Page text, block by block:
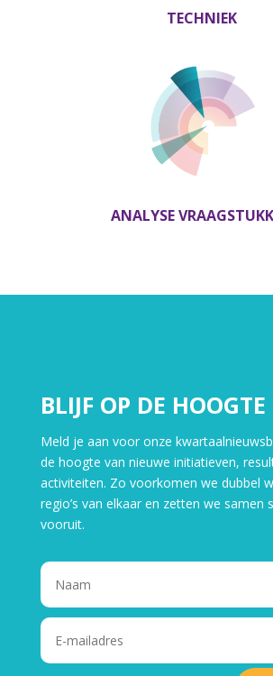
TECHNIEK
ANALYSE
BLIJF OP DE HOOGTE
Meld je aan voor onze
de hoogte van nieuwe initiatieven,
activiteiten. Zo voorkomen we dubbel
regio’s van elkaar en zetten we samen
vooruit.